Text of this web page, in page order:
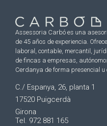
Assessoria Carbó es una
de 45 años de experiencia.
laboral, contable, mercantil,
de fincas a empresas,
Cerdanya de forma presencial u
C./ Espanya, 26, planta 1
17520 Puigcerdà
Girona
Tel. 972 881 165